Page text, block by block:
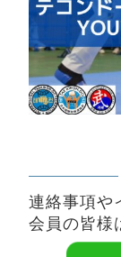
連絡事項や
会員の皆様